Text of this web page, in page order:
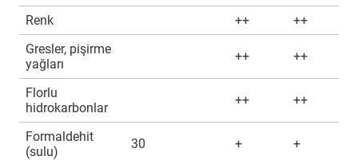
Renk
++
++
Gresler, pişirme
yağları
++ ++
Florlu
hidrokarbonlar
++ ++
Formaldehit
(sulu)
30 + +